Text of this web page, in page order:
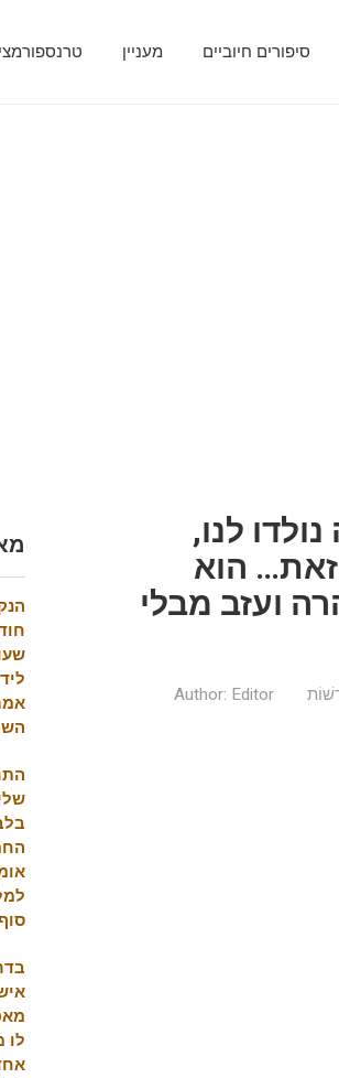
סיפורים חיוביים מעניין
לנו,
הוא
ועזב מבלי
Author: Editor
לו